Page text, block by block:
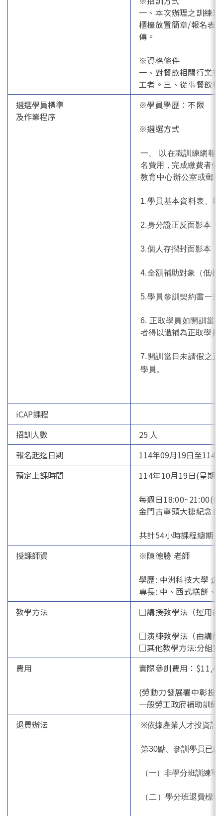
一、本次辦理之訓練
櫃檯放置簡章/報名表
傳。
※資格條件
一、對餐飲相關行業
工者。三、從事餐飲
遴選學員標準
及作業程序
※學員學歷：不限
※遴選方式
一、 以在職訓練網報
名費用，完成繳費者依
教育中心辦公室或郵
1.學員基本資料表、
2.身分證正反面影本
3.個人存摺封面影本
4.全額補助對象（低收
5.學員參訓契約書一式
6. 正取學員如開訓當
者得以遞補為正取學 員
7.開訓當日未請假之
學員。
iCAP課程
招訓人數
25 人
報名起迄日期
114年09月19日至114
預定上課時間
114年10月19日(星期
每週日18:00~21:00(
金門古寧頭大捷紀念
共計54小時課程總期
授課師資
※陳德勝 老師
學歷: 中洲科技大學 企
專長: 中、西式糕餅、
教學方法
□講授教學法（運用敘
□演練教學法（由講師
□其他教學方法:分組實
費用
實際參訓費用：
(勞動力發展署中彰投
一般勞工政府補助訓
退費辦法
※依據產業人才投資計
第30點、參訓學員已
（一）非學分班訓練
（二）學分班退費標